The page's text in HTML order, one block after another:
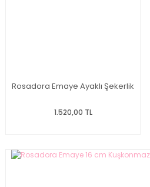
Rosadora Emaye Ayaklı Şekerlik
1.520,00 TL